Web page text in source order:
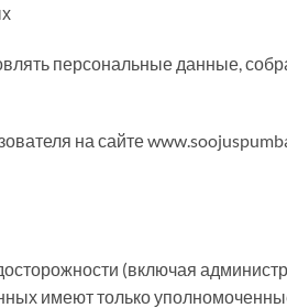
персональные данные,
на сайте
(включая
имеют только